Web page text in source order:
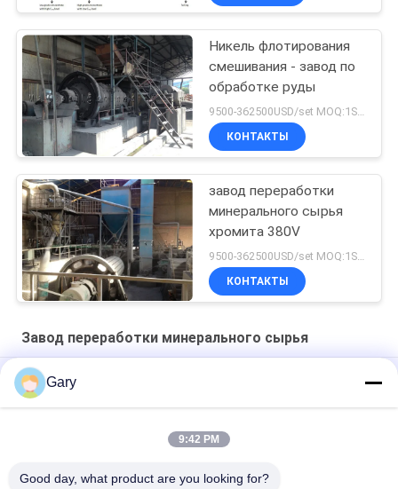
Никель флотирования
смешивания - завод по
обработке руды
9500-362500USD/set MOQ:1SET
КОНТАКТЫ
завод переработки
минерального сырья
хромита 380V
КОНТАКТЫ
Завод переработки минерального сырья
Структурная керамика из циркония
Турбиновое классификатор-классификационное
Gary
9:42 PM
Good day, what product are you looking for?